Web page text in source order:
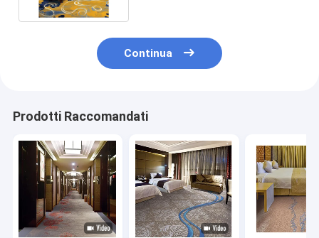
Continua
Prodotti Raccomandati